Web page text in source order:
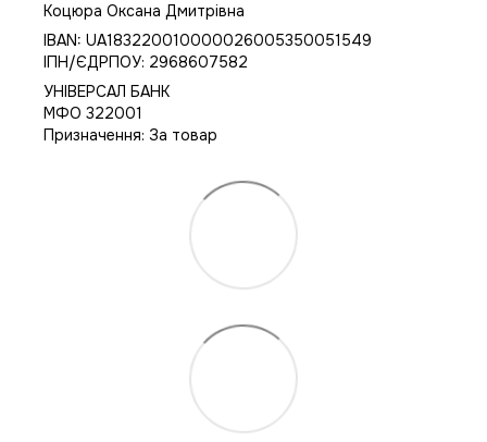
Коцюра Оксана Дмитрівна
IBAN: UA183220010000026005350051549
IПН/ЄДРПОУ: 2968607582
УНІВЕРСАЛ БАНК
МФО 322001
Призначення: За товар